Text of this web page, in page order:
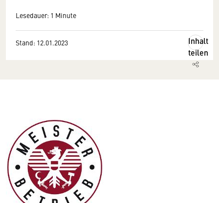
Lesedauer: 1 Minute
Stand: 12.01.2023
Inhalt
teilen